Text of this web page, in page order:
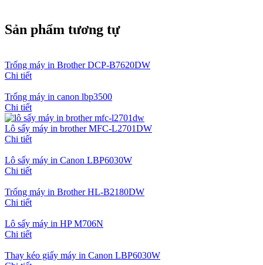
Sản phẩm tương tự
Trống máy in Brother DCP-B7620DW
Chi tiết
Trống máy in canon lbp3500
Chi tiết
Lô sấy máy in brother MFC-L2701DW
Chi tiết
Lô sấy máy in Canon LBP6030W
Chi tiết
Trống máy in Brother HL-B2180DW
Chi tiết
Lô sấy máy in HP M706N
Chi tiết
Thay kéo giấy máy in Canon LBP6030W